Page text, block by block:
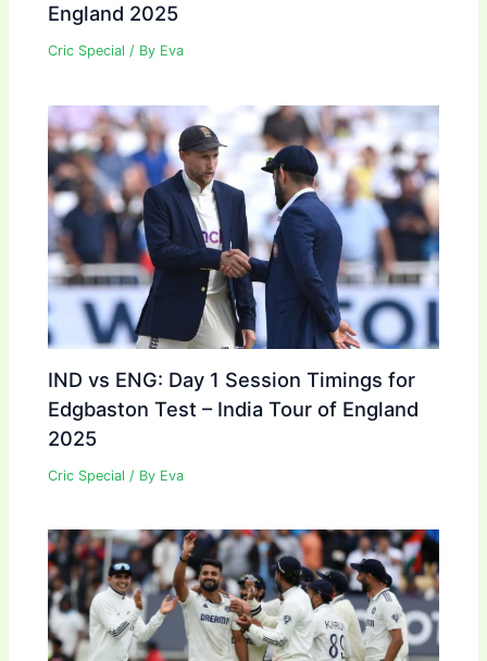
England 2025
Cric Special / By Eva
IND vs ENG: Day 1 Session Timings for
Edgbaston Test – India Tour of England
2025
Cric Special / By Eva